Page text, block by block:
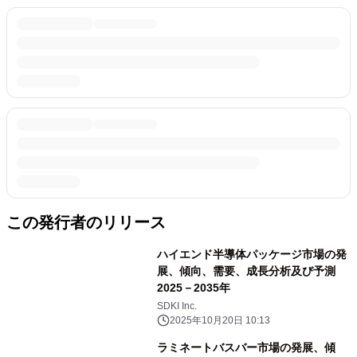
この発行者のリリース
ハイエンド半導体パッケージ市場の発
展、傾向、需要、成長分析及び予測
2025－2035年
SDKI Inc.
2025年10月20日 10:13
ラミネートバスバー市場の発展、傾